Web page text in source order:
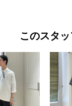
このスタ